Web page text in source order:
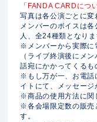
「FANDA CARDにつ
写真は各公演ごとに変
メンバーのボイスは
人、全24種類となりま
※メンバーから実際に
（ライブ終演後にメ
話宛にかかってくるも
※もし万が一、お電話
イトにて、メッセージ
※商品の使用方法に関
※各会場限定数の販売
す。